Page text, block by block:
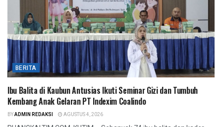
BERITA
Ibu Balita di Kaubun Antusias Ikuti Seminar Gizi dan Tumbuh
Kembang Anak Gelaran PT Indexim Coalindo
BYADMIN REDAKSI AGUSTUS 4, 2026